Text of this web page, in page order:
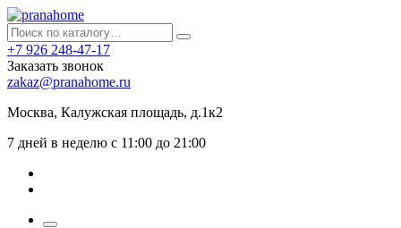
+7 926 248-47-17
Заказать звонок
zakaz@pranahome.ru
Москва, Калужская площадь, д.1к2
7 дней в неделю с 11:00 до 21:00